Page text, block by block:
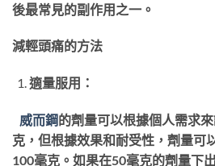
後最常見的副作用之一。
減輕頭痛的方法
適量服用：
威而鋼的劑量可以根據個人需求
克，但根據效果和耐受性，劑量可
100毫克。如果在50毫克的劑量下